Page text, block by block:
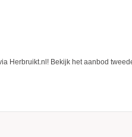
Herbruikt.nl! Bekijk het aanbod